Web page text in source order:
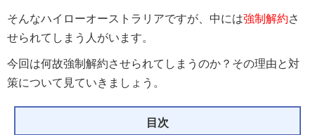
そんなハイローオーストラリアですが、中には強制解約さ
せられてしまう人がいます。
今回は何故強制解約させられてしまうのか？その理由と対
策について見ていきましょう。
目次